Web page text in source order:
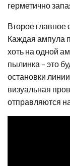
герметично
Второе главное
Каждая ампула
хоть на одной
пылинка – это
остановки
визуальная
отправляются